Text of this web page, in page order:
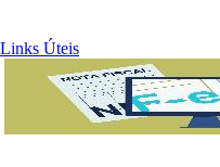
Links Úteis